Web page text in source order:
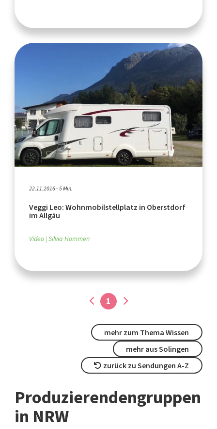
22.11.2016 - 5 Min.
Veggi Leo: Wohnmobilstellplatz in Oberstdorf
im Allgäu
Video Silvia Hommen
1
mehr zum Thema Wissen
mehr aus Solingen
zurück zu Sendungen A-Z
Produzierendengruppen
in NRW